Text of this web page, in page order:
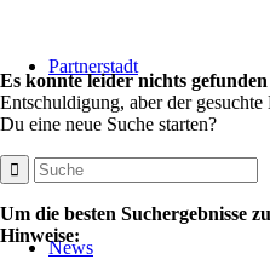
Partnerstadt
News
Es konnte leider nichts
Entschuldigung, aber der
Du eine neue Suche starten?
Um die besten Suchergebnisse
Hinweise: